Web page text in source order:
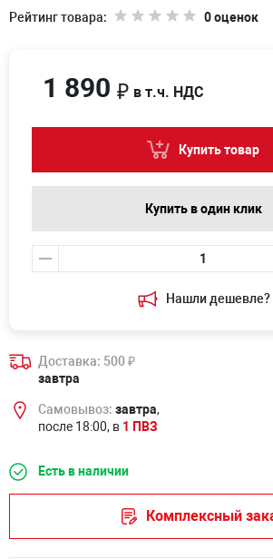
Рейтинг товара:
0 оценок
Нашли дешевле?
1 890 ₽ в т.ч. НДС
Купить товар
Купить в один клик
Доставка: 500₽
завтра
Самовывоз: завтра,
после 18:00, в 1 ПВЗ
Есть в наличии
Комплексный